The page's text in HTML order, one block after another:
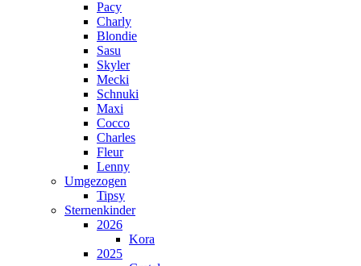
Pacy
Charly
Blondie
Sasu
Skyler
Mecki
Schnuki
Maxi
Cocco
Charles
Fleur
Lenny
Umgezogen
Tipsy
Sternenkinder
2026
Kora
2025